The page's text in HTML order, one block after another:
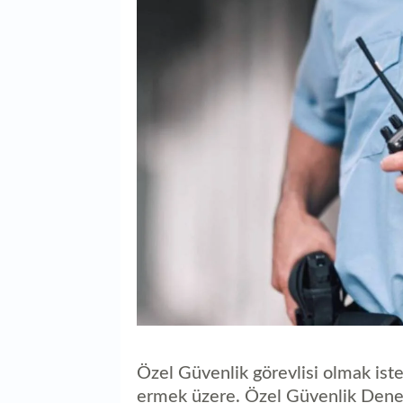
Özel Güvenlik görevlisi olmak
ermek üzere. Özel Güvenlik